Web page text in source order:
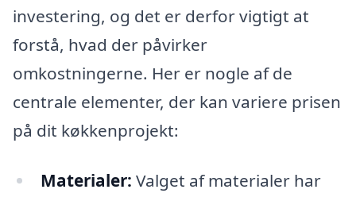
investering, og det er derfor vigtigt at
forstå, hvad der påvirker
omkostningerne. Her er nogle af de
centrale elementer, der kan variere prisen
på dit køkkenprojekt:
Materialer: Valget af materialer har